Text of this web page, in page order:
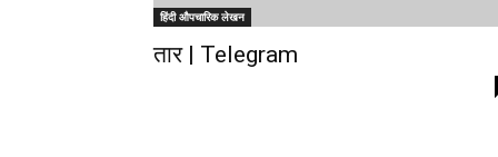
हिंदी औपचारिक लेखन
तार | Telegram